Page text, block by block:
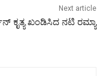
Next article
ಕೃತ್ಯ ಖಂಡಿಸಿದ ನಟಿ ರಮ್ಯಾ